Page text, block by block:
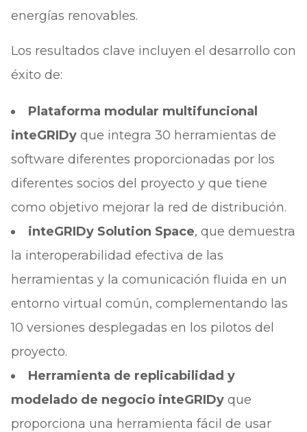
energías renovables.
Los resultados clave incluyen el desarrollo con
éxito de:
Plataforma modular multifuncional
inteGRIDyque integra 30 herramientas de
software diferentes proporcionadas por los
diferentes socios del proyecto y que tiene
como objetivo mejorar la red de distribución.
inteGRIDy Solution Space, que demuestra
la interoperabilidad efectiva de las
herramientas y la comunicación fluida en un
entorno virtual común, complementando las
10 versiones desplegadas en los pilotos del
proyecto.
Herramienta de replicabilidad y
modelado de negocio inteGRIDyque
proporciona una herramienta fácil de usar